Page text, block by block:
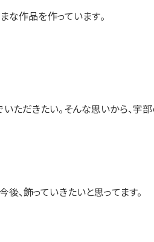
な作品を作っています。
ただきたい。そんな思いから、宇
、飾っていきたいと思ってます。